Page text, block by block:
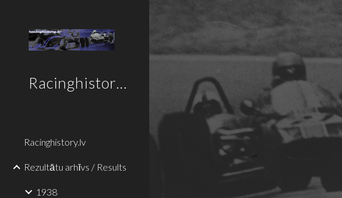
Skip to main content
Racinghistory.lv
Racinghistory.lv
Rezultātu arhīvs / Results
1938